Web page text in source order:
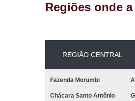
Regiões onde
REGIÃO CENTRAL
Fazenda Morumbi
Chácara Santo Antônio